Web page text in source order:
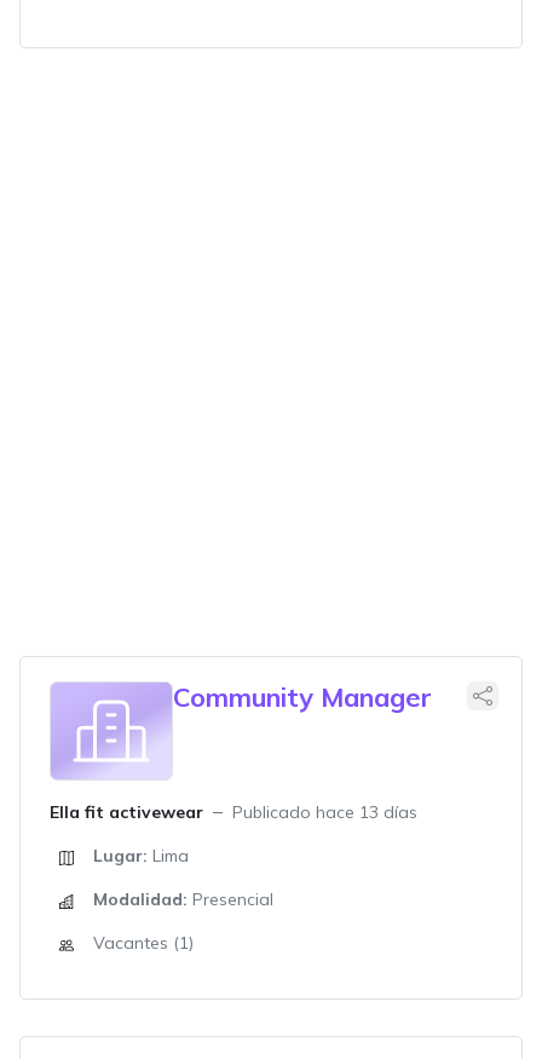
Community Manager
Ella fit activewear
Publicado hace 13 días
Lugar: Lima
Modalidad: Presencial
Vacantes (1)